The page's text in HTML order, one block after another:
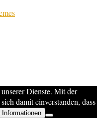
Dienste. Mit der
damit einverstanden, dass
Informationen